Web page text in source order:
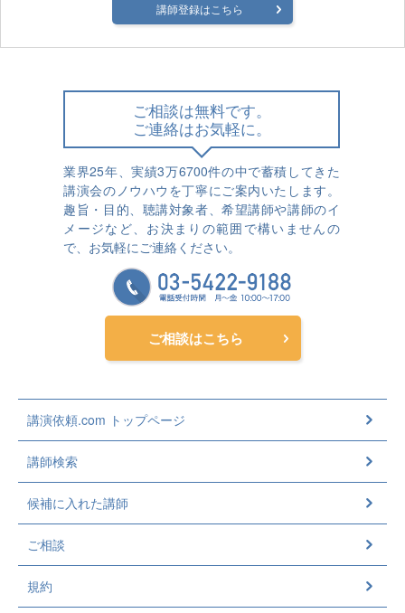
講師登録はこちら
ご相談は無料です。
ご連絡はお気軽に。
業界25年、実績3万6700件の中で蓄積してきた
講演会のノウハウを丁寧にご案内いたします。
趣旨・目的、聴講対象者、希望講師や講師のイ
メージなど、お決まりの範囲で構いませんの
で、お気軽にご連絡ください。
ご相談はこちら
講演依頼.com トップページ
講師検索
候補に入れた講師
ご相談
規約